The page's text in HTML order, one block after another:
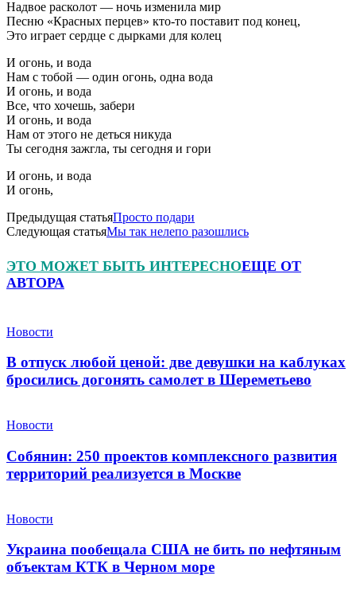
Надвое расколот — ночь изменила мир
Песню «Красных перцев» кто-то поставит под конец,
Это играет сердце с дырками для колец
И огонь, и вода
Нам с тобой — один огонь, одна вода
И огонь, и вода
Все, что хочешь, забери
И огонь, и вода
Нам от этого не деться никуда
Ты сегодня зажгла, ты сегодня и гори
И огонь, и вода
И огонь,
Предыдущая статьяПросто подари
Следующая статьяМы так нелепо разошлись
ЭТО МОЖЕТ БЫТЬ ИНТЕРЕСНОЕЩЕ ОТ
АВТОРА
Новости
В отпуск любой ценой: две девушки на каблуках
бросились догонять самолет в Шереметьево
Новости
Собянин: 250 проектов комплексного развития
территорий реализуется в Москве
Новости
Украина пообещала США не бить по нефтяным
объектам КТК в Черном море